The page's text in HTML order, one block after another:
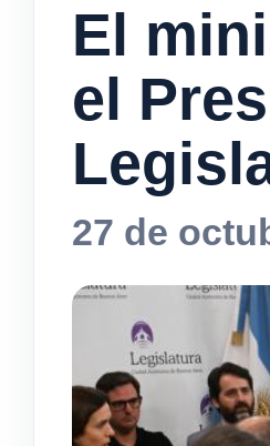
El
el
27 de